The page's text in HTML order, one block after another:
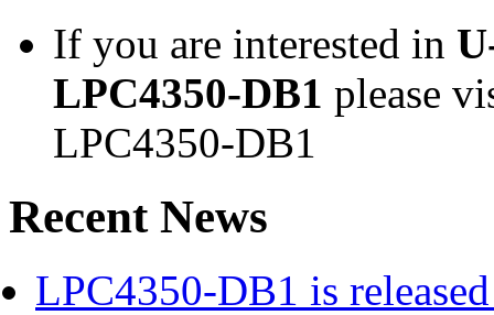
If you are interested in
LPC4350-DB1 please
LPC4350-DB1
Recent News
LPC4350-DB1 is